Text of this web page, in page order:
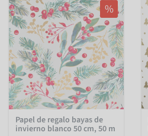
%
Papel de regalo bayas de
invierno blanco 50 cm, 50 m